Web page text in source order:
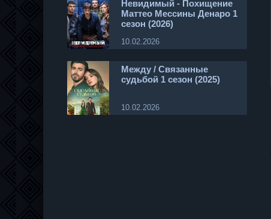
Невидимый - Похищение
Маттео Мессины Денаро 1
сезон (2026)
10.02.2026
Между / Связанные
судьбой 1 сезон (2025)
10.02.2026